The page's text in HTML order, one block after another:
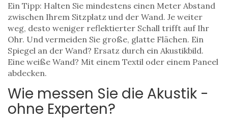
Ein Tipp: Halten Sie mindestens einen Meter Abstand
zwischen Ihrem Sitzplatz und der Wand. Je weiter
weg, desto weniger reflektierter Schall trifft auf Ihr
Ohr. Und vermeiden Sie große, glatte Flächen. Ein
Spiegel an der Wand? Ersatz durch ein Akustikbild.
Eine weiße Wand? Mit einem Textil oder einem Paneel
abdecken.
Wie messen Sie die Akustik -
ohne Experten?